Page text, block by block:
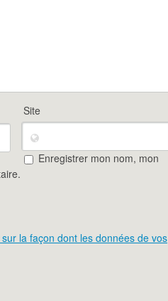
Site
Enregistrer mon nom, mon
la façon dont les données de vos